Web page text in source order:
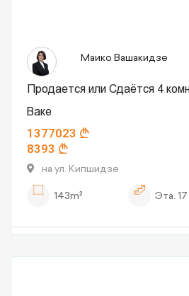
Маико Вашакидзе
Продается или Сдаётся 4
Ваке
1377023
8393
на ул. Кипшидзе
143m²
Эта. 17